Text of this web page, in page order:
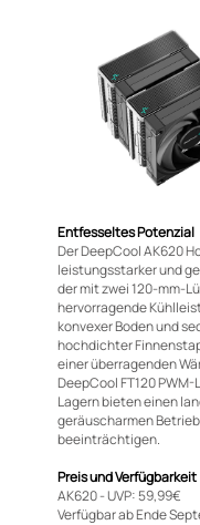
Entfesseltes Potenzial
Der DeepCool AK620
leistungsstarker und
der mit zwei 120-mm-
hervorragende
konvexer Boden und
hochdichter
einer überragenden
DeepCool FT120
Lagern bieten einen
geräuscharmen
beeinträchtigen.
Preis und Verfügbarkeit
AK620 - UVP: 59,99€
Verfügbar ab Ende